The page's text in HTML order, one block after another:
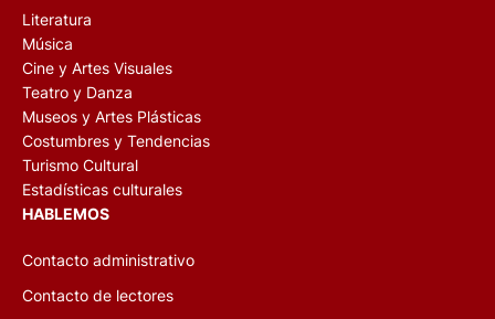
Literatura
Música
Cine y Artes Visuales
Teatro y Danza
Museos y Artes Plásticas
Costumbres y Tendencias
Turismo Cultural
Estadísticas culturales
HABLEMOS
Contacto administrativo
Contacto de lectores